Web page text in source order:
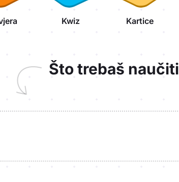
Kwiz Kartice
Što trebaš naučiti